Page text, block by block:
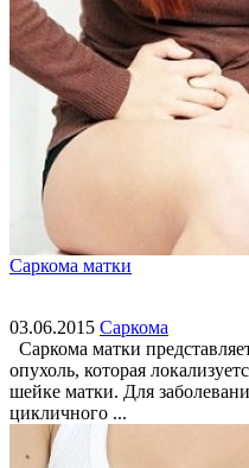
Саркома матки
03.06.2015 Саркома
Саркома матки
опухоль, которая
шейке матки. Для
цикличного ...